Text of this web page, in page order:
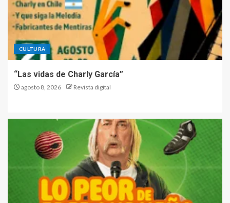
CULTURA
“Las vidas de Charly García”
agosto 8, 2026 Revista digital